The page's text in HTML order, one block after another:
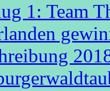
1: Team